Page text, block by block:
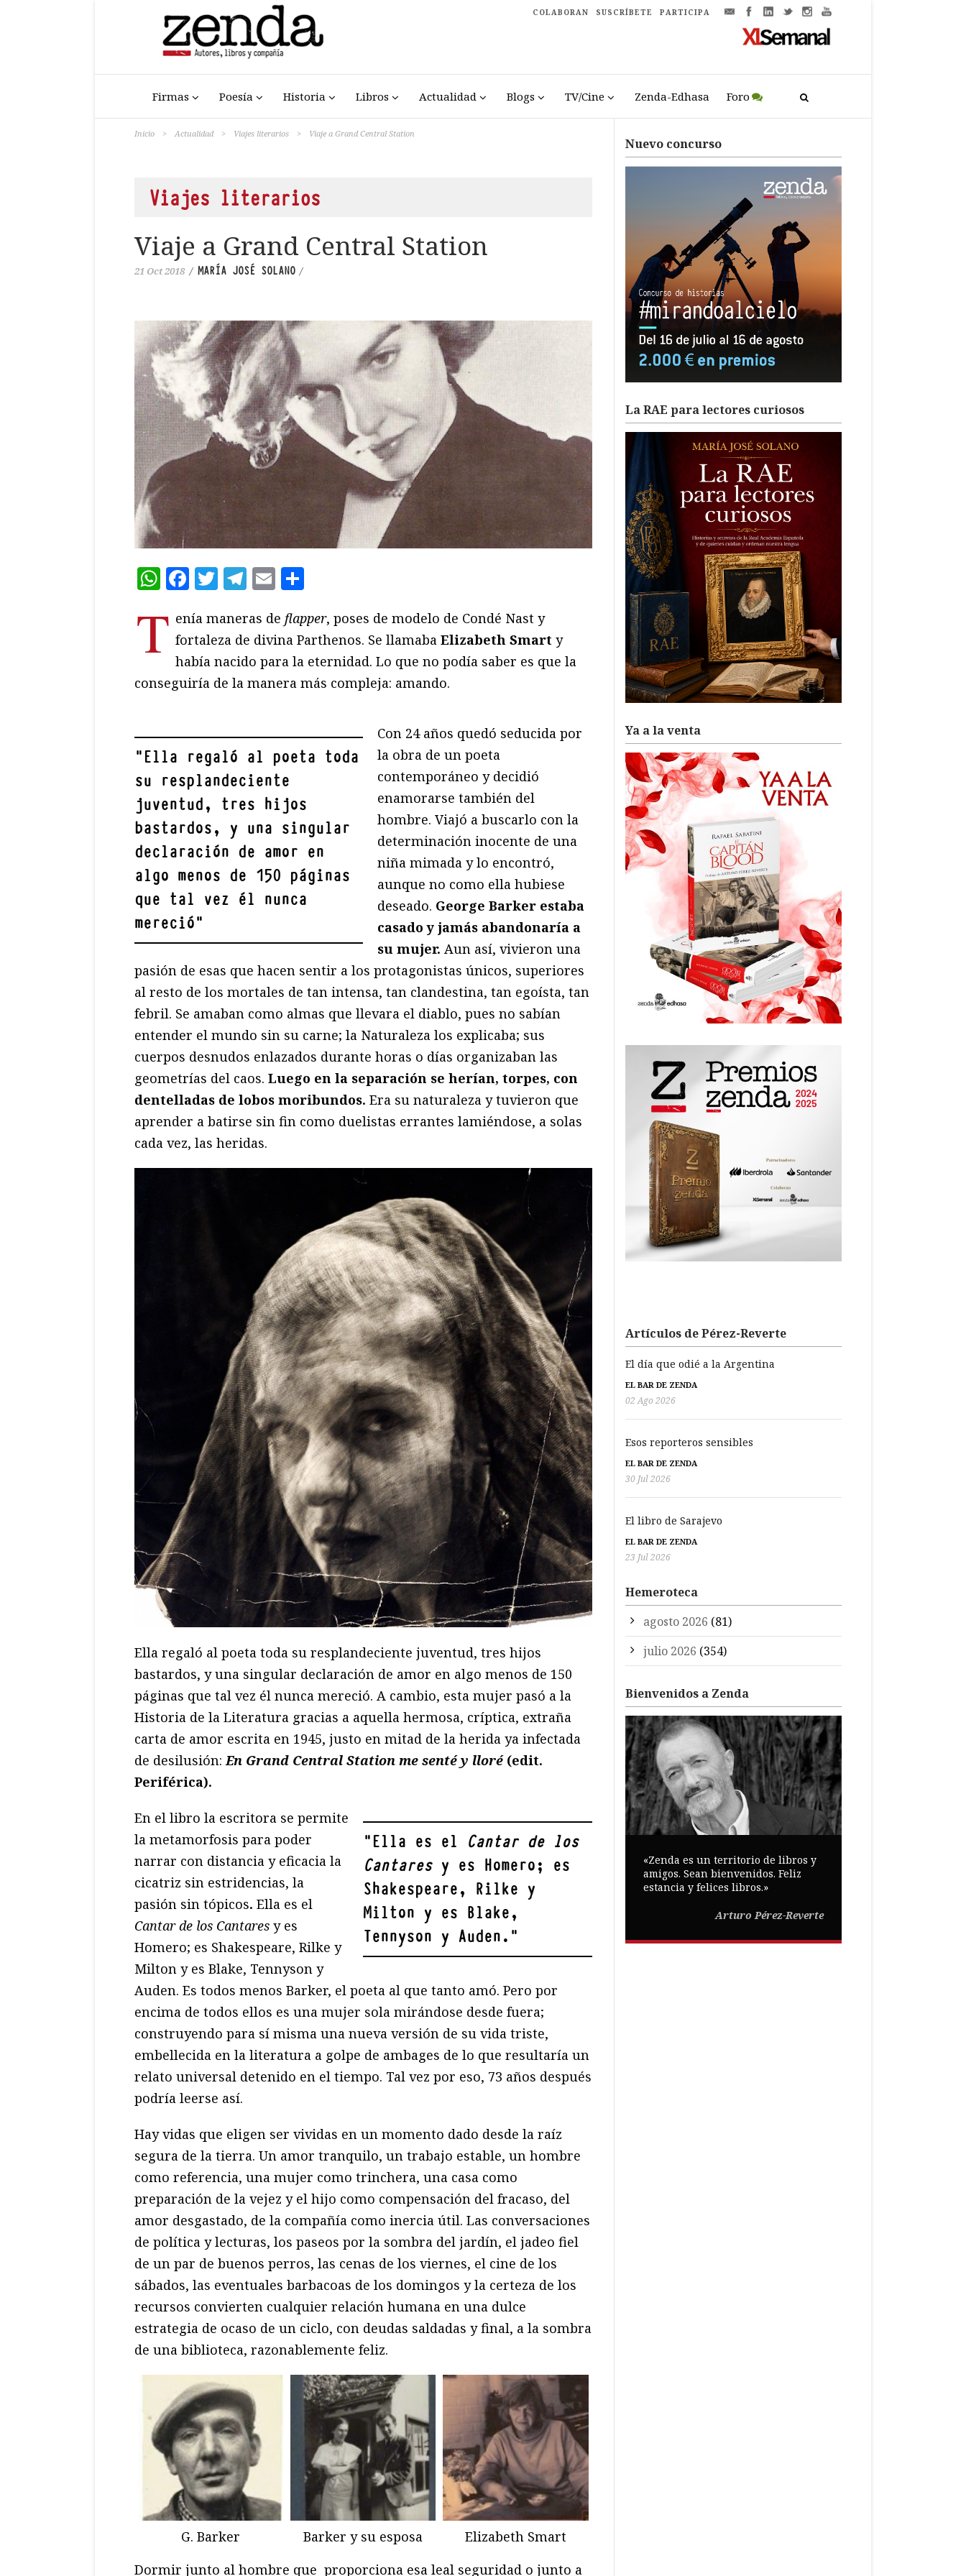
COLABORAN SUSCRÍBETE PARTICIPA
Firmas Poesía Historia Libros Actualidad Blogs TV/Cine Zenda-Edhasa Foro
Inicio > Actualidad > Viajes literarios > Viaje a Grand Central Station
Viajes literarios
Viaje a Grand Central Station
21 Oct 2018 / MARÍA JOSÉ SOLANO /
WhatsApp
Facebook
Twitter
Telegram
Email
T enía maneras de flapper, poses de modelo de Condé Nast y
fortaleza de divina Parthenos. Se llamaba Elizabeth Smart y
había nacido para la eternidad. Lo que no podía saber es que la
conseguiría de la manera más compleja: amando.
"Ella regaló al poeta toda
su resplandeciente
juventud, tres hijos
bastardos, y una singular
declaración de amor en
algo menos de 150 páginas
que tal vez él nunca
mereció"
Con 24 años quedó seducida por
la obra de un poeta
contemporáneo y decidió
enamorarse también del
hombre. Viajó a buscarlo con la
determinación inocente de una
niña mimada y lo encontró,
aunque no como ella hubiese
deseado. George Barker estaba
casado y jamás abandonaría a
su mujer. Aun así, vivieron una
pasión de esas que hacen sentir a los protagonistas únicos, superiores
al resto de los mortales de tan intensa, tan clandestina, tan egoísta, tan
febril. Se amaban como almas que llevara el diablo, pues no sabían
entender el mundo sin su carne; la Naturaleza los explicaba; sus
cuerpos desnudos enlazados durante horas o días organizaban las
geometrías del caos. Luego en la separación se herían, torpes, con
dentelladas de lobos moribundos. Era su naturaleza y tuvieron que
aprender a batirse sin fin como duelistas errantes lamiéndose, a solas
cada vez, las heridas.
Ella regaló al poeta toda su resplandeciente juventud, tres hijos
bastardos, y una singular declaración de amor en algo menos de 150
páginas que tal vez él nunca mereció. A cambio, esta mujer pasó a la
Historia de la Literatura gracias a aquella hermosa, críptica, extraña
carta de amor escrita en 1945, justo en mitad de la herida ya infectada
de desilusión:En Grand Central Station me senté y lloré (edit.
Periférica).
"Ella es el Cantar de los
Cantaresy es Homero; es
Shakespeare, Rilke y
Milton y es Blake,
Tennyson y Auden. "
En el libro la escritora se permite
la metamorfosis para poder
narrar con distancia y eficacia la
cicatriz sin estridencias, la
pasión sin tópicos. Ella es el
Cantar de los Cantares y es
Homero; es Shakespeare, Rilke y
Milton y es Blake, Tennyson y
Auden. Es todos menos Barker, el poeta al que tanto amó. Pero por
encima de todos ellos es una mujer sola mirándose desde fuera;
construyendo para sí misma una nueva versión de su vida triste,
embellecida en la literatura a golpe de ambages de lo que resultaría un
relato universal detenido en el tiempo. Tal vez por eso, 73 años después
podría leerse así.
Hay vidas que eligen ser vividas en un momento dado desde la raíz
segura de la tierra. Un amor tranquilo, un trabajo estable, un hombre
como referencia, una mujer como trinchera, una casa como
preparación de la vejez y el hijo como compensación del fracaso, del
amor desgastado, de la compañía como inercia útil. Las conversaciones
de política y lecturas, los paseos por la sombra del jardín, el jadeo fiel
de un par de buenos perros, las cenas de los viernes, el cine de los
sábados, las eventuales barbacoas de los domingos y la certeza de los
recursos convierten cualquier relación humana en una dulce
estrategia de ocaso de un ciclo, con deudas saldadas y final, a la sombra
de una biblioteca, razonablemente feliz.
G. Barker Barker y su esposa
Elizabeth Smart
Dormir junto al hombre que proporciona esa leal seguridad o junto a
Nuevo concurso
La RAE para lectores curiosos
Ya a la venta
Artículos de Pérez-Reverte
El día que odié a la Argentina
EL BAR DE ZENDA
02 Ago 2026
Esos reporteros sensibles
EL BAR DE ZENDA
30 Jul 2026
El libro de Sarajevo
EL BAR DE ZENDA
23 Jul 2026
Hemeroteca
agosto 2026 (81)
julio 2026 (354)
Bienvenidos a Zenda
«Zenda es un territorio de libros y
amigos. Sean bienvenidos. Feliz
estancia y felices libros.»
Arturo Pérez-Reverte